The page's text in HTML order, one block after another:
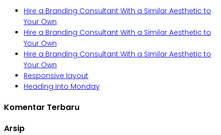
Hire a Branding Consultant With a Similar Aesthetic to
Your Own
Hire a Branding Consultant With a Similar Aesthetic to
Your Own
Hire a Branding Consultant With a Similar Aesthetic to
Your Own
Responsive layout
Heading into Monday
Komentar Terbaru
Arsip